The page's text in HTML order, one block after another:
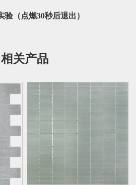
验（点燃30秒后退出）
相关产品